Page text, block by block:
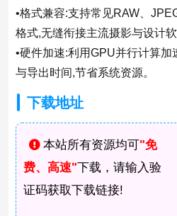
•格式兼容:支持常见RAW、
格式,无缝衔接主流摄影与设计软
•硬件加速:利用GPU并行计算
与导出时间,节省系统资源。
下载地址
本站所有资源均可"免
费、高速"下载，请输入验
证码获取下载链接!